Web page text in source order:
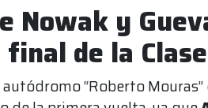
Nowak y
de la
“Roberto Mouras”